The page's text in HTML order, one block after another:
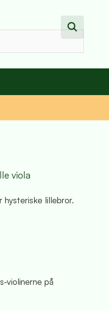
viola
hysteriske lillebror.
violinerne på